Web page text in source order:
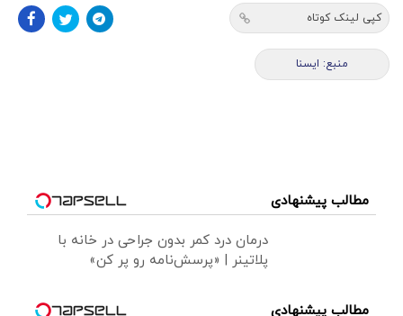
کپی لینک کوتاه
منبع: ايسنا
مطالب پیشنهادی
درمان درد کمر بدون جراحی در خانه با
پلاتینر | «پرسش‌نامه رو پر کن»
مطالب پیشنهادی